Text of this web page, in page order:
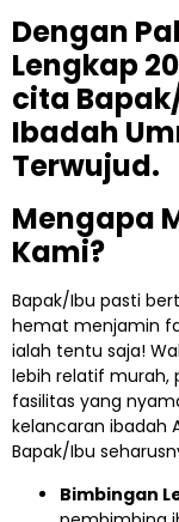
Dengan
Lengkap
cita
Ibadah
Terwujud.
Mengapa
Kami?
Bapak/Ibu pasti
hemat menjamin
ialah tentu saja!
lebih relatif
fasilitas yang
kelancaran ibadah
Bapak/Ibu
Bimbingan